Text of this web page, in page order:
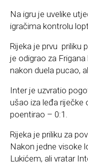
Na igru je uvelike
igračima kontrolu
Rijeka je prvu priliku
je odigrao za
nakon duela pucao,
Inter je uzvratio
ušao iza leđa riječke
poentirao – 0:1.
Rijeka je priliku za
Nakon jedne visoke
Lukićem, ali vratar